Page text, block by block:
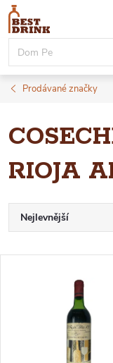
Přejít
obsah
Prodávané značky
RIOJA
Ř
A
Nejlevnější